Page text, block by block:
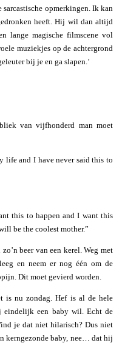
opmerkingen. Ik kan
heeft. Hij wil dan altijd
lange magische filmscene vol
muziekjes op de achtergrond
bij je en ga slapen.’
van vijfhonderd man moet
life and I have never said this to
this to happen and I want this
be the coolest mother.”
beer van een kerel. Weg met
en neem er nog één om de
Dit moet gevierd worden.
is nu zondag. Hef is al de hele
eindelijk een baby wil. Echt de
je dat niet hilarisch? Dus niet
kerngezonde baby, nee… dat hij